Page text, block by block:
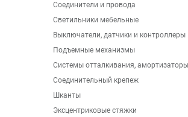
Соединители и провода
Светильники мебельные
Выключатели, датчики и контроллеры
Подъемные механизмы
Системы отталкивания, амортизаторы
Соединительный крепеж
Шканты
Эксцентриковые стяжки